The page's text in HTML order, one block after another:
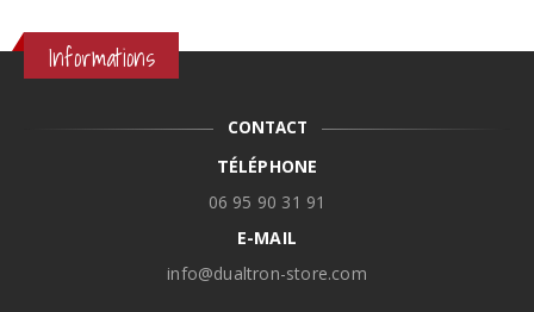
Informations
CONTACT
TÉLÉPHONE
06 95 90 31 91
E-MAIL
info@dualtron-store.com